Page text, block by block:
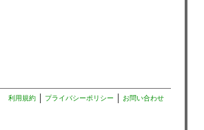
利用規約 プライバシーポリシー お問い合わせ